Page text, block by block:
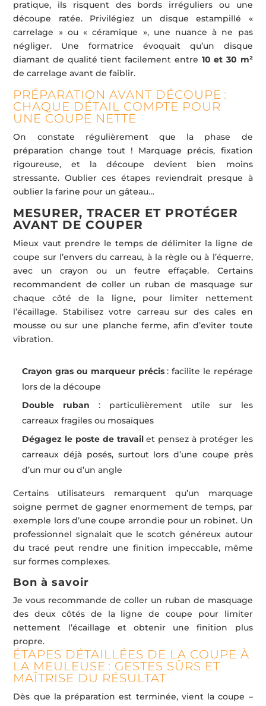
pratique, ils risquent des bords irréguliers ou une
découpe ratée. Privilégiez un disque estampillé «
carrelage » ou « céramique », une nuance à ne pas
négliger. Une formatrice évoquait qu’un disque
diamant de qualité tient facilement entre 10 et 30 m²
de carrelage avant de faiblir.
PRÉPARATION AVANT DÉCOUPE :
CHAQUE DÉTAIL COMPTE POUR
UNE COUPE NETTE
On constate régulièrement que la phase de
préparation change tout ! Marquage précis, fixation
rigoureuse, et la découpe devient bien moins
stressante. Oublier ces étapes reviendrait presque à
oublier la farine pour un gâteau…
MESURER, TRACER ET PROTÉGER
AVANT DE COUPER
Mieux vaut prendre le temps de délimiter la ligne de
coupe sur l’envers du carreau, à la règle ou à l’équerre,
avec un crayon ou un feutre effaçable. Certains
recommandent de coller un ruban de masquage sur
chaque côté de la ligne, pour limiter nettement
l’écaillage. Stabilisez votre carreau sur des cales en
mousse ou sur une planche ferme, afin d’eviter toute
vibration.
Crayon gras ou marqueur précis: facilite le repérage
lors de la découpe
Double ruban : particulièrement utile sur les
carreaux fragiles ou mosaïques
Dégagez le poste de travailet pensez à protéger les
carreaux déjà posés, surtout lors d’une coupe près
d’un mur ou d’un angle
Certains utilisateurs remarquent qu’un marquage
soigne permet de gagner enormement de temps, par
exemple lors d’une coupe arrondie pour un robinet. Un
professionnel signalait que le scotch généreux autour
du tracé peut rendre une finition impeccable, même
sur formes complexes.
Bon à savoir
Je vous recommande de coller un ruban de masquage
des deux côtés de la ligne de coupe pour limiter
nettement l’écaillage et obtenir une finition plus
propre.
ÉTAPES DÉTAILLÉES DE LA COUPE À
LA MEULEUSE : GESTES SÛRS ET
MAÎTRISE DU RÉSULTAT
Dès que la préparation est terminée, vient la coupe –